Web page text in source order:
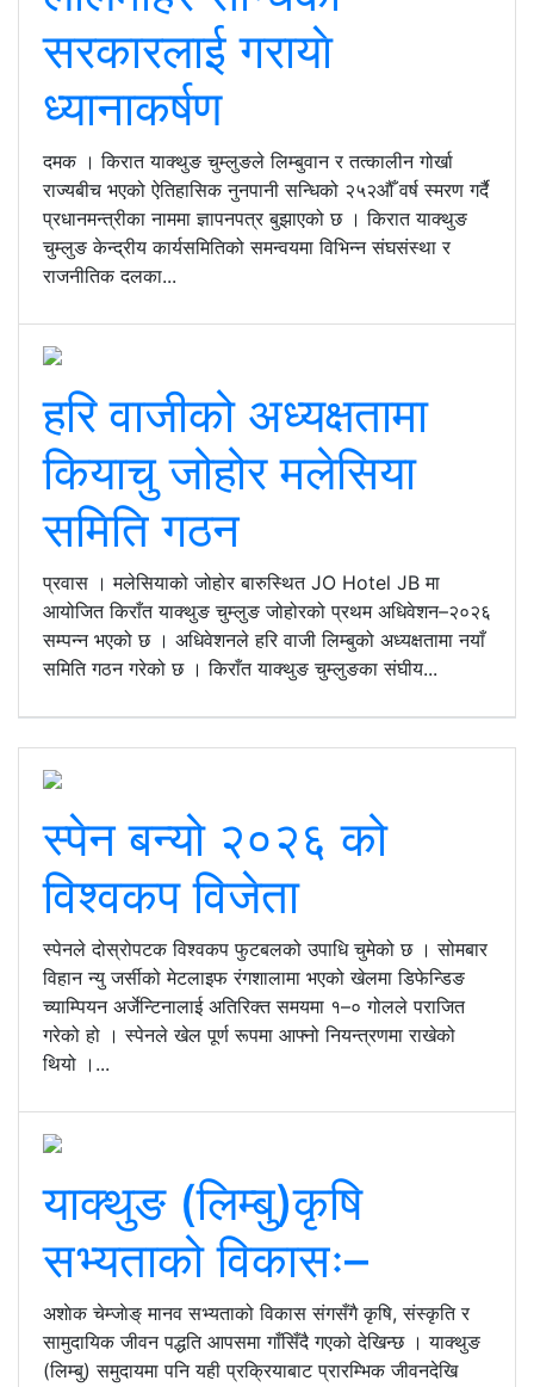
सरकारलाई गरायाे
ध्यानाकर्षण
दमक । किरात याक्थुङ चुम्लुङले लिम्बुवान र तत्कालीन गोर्खा
राज्यबीच भएको ऐतिहासिक नुनपानी सन्धिको २५२औँ वर्ष स्मरण गर्दै
प्रधानमन्त्रीका नाममा ज्ञापनपत्र बुझाएको छ । किरात याक्थुङ
चुम्लुङ केन्द्रीय कार्यसमितिको समन्वयमा विभिन्न संघसंस्था र
राजनीतिक दलका...
हरि वाजीको अध्यक्षतामा
कियाचु जोहोर मलेसिया
समिति गठन
प्रवास । मलेसियाको जोहोर बारुस्थित JO Hotel JB मा
आयोजित किराँत याक्थुङ चुम्लुङ जोहोरको प्रथम अधिवेशन–२०२६
सम्पन्न भएको छ । अधिवेशनले हरि वाजी लिम्बुको अध्यक्षतामा नयाँ
समिति गठन गरेको छ । किराँत याक्थुङ चुम्लुङका संघीय...
स्पेन बन्यो २०२६ को
विश्वकप विजेता
स्पेनले दोस्रोपटक विश्वकप फुटबलको उपाधि चुमेको छ । सोमबार
विहान न्यु जर्सीको मेटलाइफ रंगशालामा भएको खेलमा डिफेन्डिङ
च्याम्पियन अर्जेन्टिनालाई अतिरिक्त समयमा १–० गोलले पराजित
गरेको हो । स्पेनले खेल पूर्ण रूपमा आफ्नो नियन्त्रणमा राखेको
थियो ।...
याक्थुङ (लिम्बु)कृषि
सभ्यताको विकासः–
अशाेक चेम्जाेङ् मानव सभ्यताको विकास संगसँगै कृषि, संस्कृति र
सामुदायिक जीवन पद्धति आपसमा गाँसिँदै गएको देखिन्छ । याक्थुङ
(लिम्बु) समुदायमा पनि यही प्रक्रियाबाट प्रारम्भिक जीवनदेखि